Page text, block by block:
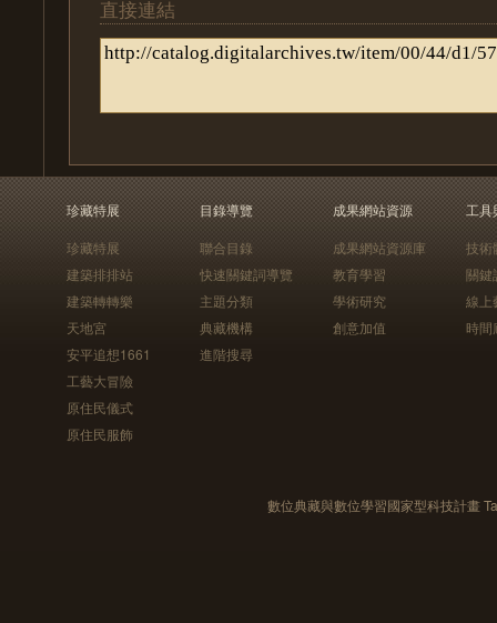
直接連結
珍藏特展
珍藏特展
建築排排站
建築轉轉樂
天地宮
安平追想1661
工藝大冒險
原住民儀式
原住民服飾
目錄導覽
聯合目錄
快速關鍵詞導覽
主題分類
典藏機構
進階搜尋
成果網站資源
成果網站資源庫
教育學習
學術研究
創意加值
工具
技術
關鍵
線上
時間
數位典藏與數位學習國家型科技計畫